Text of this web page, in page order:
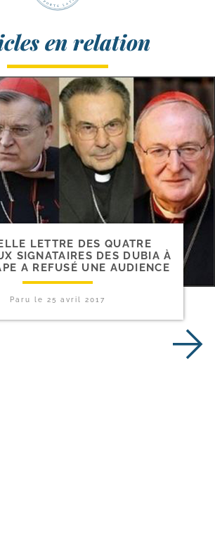
en relation
LETTRE DES QUATRE
SIGNATAIRES DES DUBIA À
A REFUSÉ UNE AUDIENCE
Paru le 25 avril 2017